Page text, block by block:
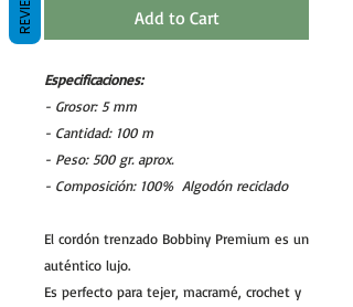
Add to Cart
Especificaciones:
- Grosor: 5 mm
- Cantidad: 100 m
- Peso: 500 gr. aprox.
- Composición: 100% Algodón reciclado
El cordón trenzado Bobbiny Premium es un
auténtico lujo.
Es perfecto para tejer, macramé, crochet y